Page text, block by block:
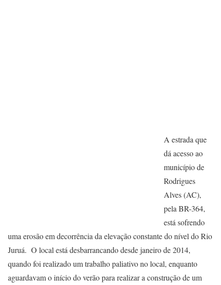
A estrada que
dá acesso ao
município de
Rodrigues
Alves (AC),
pela BR-364,
está sofrendo
uma erosão em decorrência da elevação constante do nível do Rio
Juruá. O local está desbarrancando desde janeiro de 2014,
quando foi realizado um trabalho paliativo no local, enquanto
aguardavam o início do verão para realizar a construção de um